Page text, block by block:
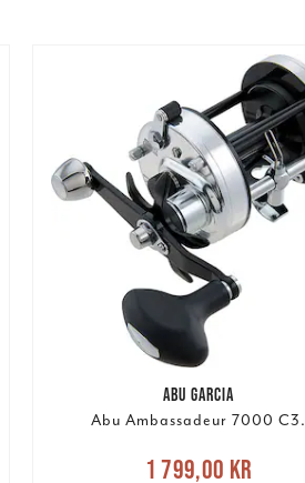
ABU GARCIA
Abu Ambassadeur 7000 C3.
Nuvarande pris
1 799,00 kr